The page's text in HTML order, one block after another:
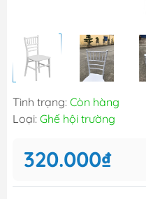
Tình trạng: Còn hàng
Loại: Ghế hội trường
320.000₫